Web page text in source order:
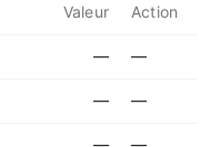
Valeur Action
— —
— —